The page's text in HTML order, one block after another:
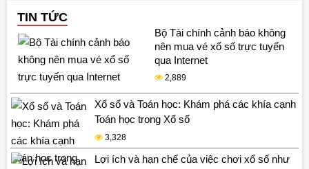
TIN TỨC
Bộ Tài chính cảnh báo không
nên mua vé xổ số trực tuyến
qua Internet
2,889
Xổ số và Toán học: Khám phá các khía cạnh
Toán học trong Xổ số
3,328
Lợi ích và hạn chế của việc chơi xổ số như